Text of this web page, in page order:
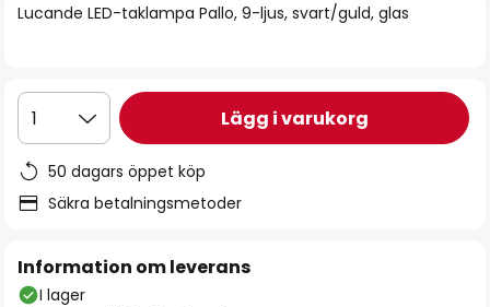
Lucande LED-taklampa Pallo, 9-ljus, svart/guld, glas
1 Lägg i varukorg
50 dagars öppet köp
Säkra betalningsmetoder
Information om leverans
I lager